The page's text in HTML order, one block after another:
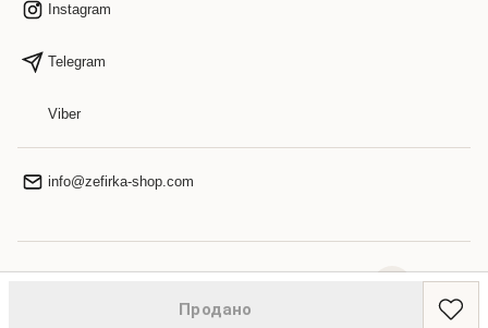
Продано
Instagram
Telegram
Viber
info@zefirka-shop.com
© 2026 ZEFIRKA. Усі права захищено.
НАВЕРХ